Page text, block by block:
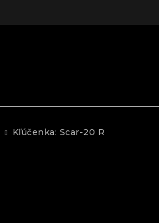
Kľúčenka: Scar-20 R